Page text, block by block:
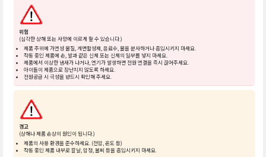
위험
(심각한 상해 또는 사망에 이르게 할 수 있습니다.)
제품 주위에 가연성 물질, 계면활성제, 음료수, 물을 분사하거나 흡입시키지 마세요.
작동 중인 제품에 손, 발과 같은 신체 또는 신체의 일부를 넣지 마세요.
제품에서 이상한 냄새가 나거나, 연기가 발생하면 전원 연결을 즉시 끊어주세요.
아이들이 제품으로 장난치지 않도록 하세요.
전원공급 시 극성을 반드시 확인해 주세요.
경고
(상해나 제품 손상의 원인이 됩니다.)
제품의 사용 환경을 준수하세요. (전압, 온도 등)
작동 중인 제품 내부로 칼날, 압정, 불씨 등을 흡입시키지 마세요.